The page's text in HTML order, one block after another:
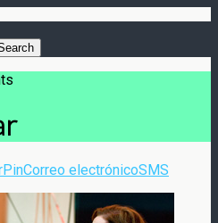
PinCorreo electrónicoSMS